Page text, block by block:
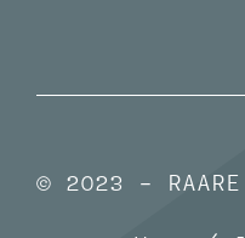
© 2023 - RAARE